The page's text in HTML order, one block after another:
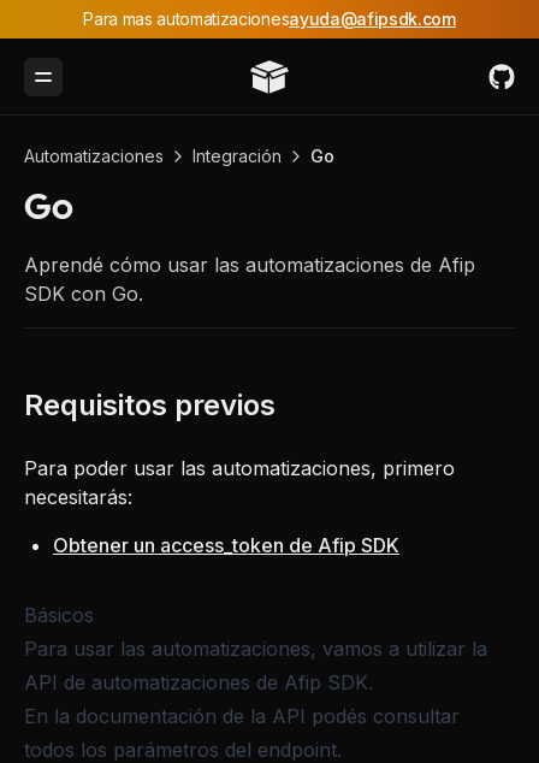
Para mas automatizacionesayuda@afipsdk.com
Toggle Menu
Automatizaciones Integración Go
Go
Aprendé cómo usar las automatizaciones de Afip
SDK con Go.
Para poder usar las automatizaciones, primero
necesitarás:
Obtener un access_token de Afip SDK
Básicos
Para usar las automatizaciones, vamos a utilizar la
API de automatizaciones de Afip SDK.
En la documentación de la API podés consultar
todos los parámetros del endpoint.